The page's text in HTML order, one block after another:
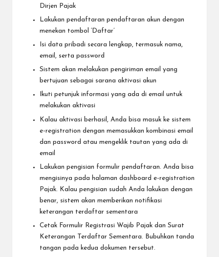
Dirjen Pajak
Lakukan pendaftaran pendaftaran akun dengan
menekan tombol ‘Daftar’
Isi data pribadi secara lengkap, termasuk nama,
email, serta password
Sistem akan melakukan pengiriman email yang
bertujuan sebagai sarana aktivasi akun
Ikuti petunjuk informasi yang ada di email untuk
melakukan aktivasi
Kalau aktivasi berhasil, Anda bisa masuk ke sistem
e-registration dengan memasukkan kombinasi email
dan password atau mengeklik tautan yang ada di
email
Lakukan pengisian formulir pendaftaran. Anda bisa
mengisinya pada halaman dashboard e-registration
Pajak. Kalau pengisian sudah Anda lakukan dengan
benar, sistem akan memberikan notifikasi
keterangan terdaftar sementara
Cetak Formulir Registrasi Wajib Pajak dan Surat
Keterangan Terdaftar Sementara. Bubuhkan tanda
tangan pada kedua dokumen tersebut.